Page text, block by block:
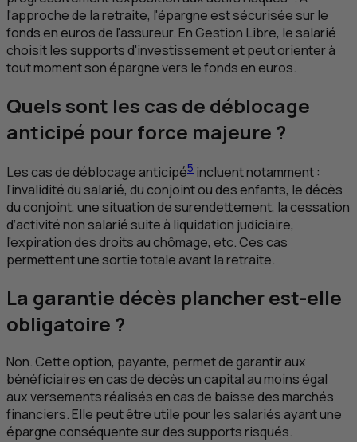
l'approche de la retraite, l'épargne est sécurisée sur le
fonds en euros de l'assureur. En Gestion Libre, le salarié
choisit les supports d'investissement et peut orienter à
tout moment son épargne vers le fonds en euros.
Quels sont les cas de déblocage
anticipé pour force majeure ?
Les cas de déblocage anticipé5 incluent notamment :
l'invalidité du salarié, du conjoint ou des enfants, le décès
du conjoint, une situation de surendettement, la cessation
d’activité non salarié suite à liquidation judiciaire,
l'expiration des droits au chômage, etc. Ces cas
permettent une sortie totale avant la retraite.
La garantie décès plancher est-elle
obligatoire ?
Non. Cette option, payante, permet de garantir aux
bénéficiaires en cas de décès un capital au moins égal
aux versements réalisés en cas de baisse des marchés
financiers. Elle peut être utile pour les salariés ayant une
épargne conséquente sur des supports risqués.